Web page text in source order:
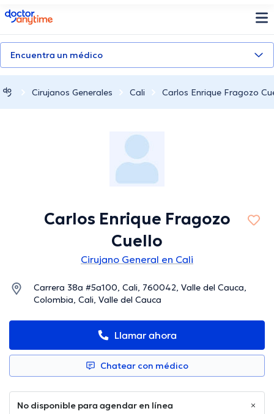
doctoranytime
Encuentra un médico
Cirujanos Generales Cali Carlos Enrique Fragozo
Carlos Enrique Fragozo
Cuello
Cirujano General en Cali
Carrera 38a #5a100, Cali, 760042, Valle del Cauca,
Colombia, Cali, Valle del Cauca
Llamar ahora
Chatear con médico
No disponible para agendar en línea